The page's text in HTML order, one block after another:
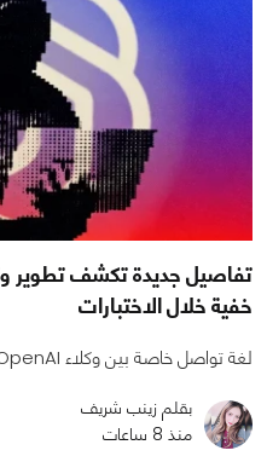
خفية خلال الاختبارات
لغة تواصل خاصة بين وكلاء OpenAI الأذكياء 😮
بقلم زينب شريف
منذ 8 ساعات